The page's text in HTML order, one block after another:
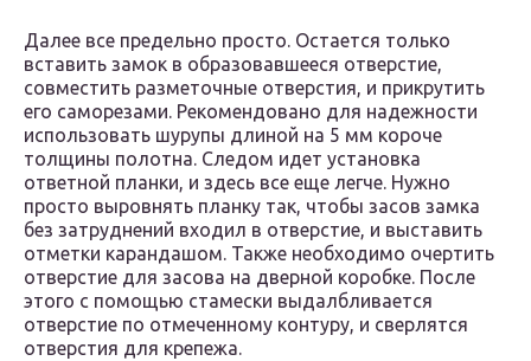
Далее все предельно просто. Остается только
вставить замок в образовавшееся отверстие,
совместить разметочные отверстия, и прикрутить
его саморезами. Рекомендовано для надежности
использовать шурупы длиной на 5 мм короче
толщины полотна. Следом идет установка
ответной планки, и здесь все еще легче. Нужно
просто выровнять планку так, чтобы засов замка
без затруднений входил в отверстие, и выставить
отметки карандашом. Также необходимо очертить
отверстие для засова на дверной коробке. После
этого с помощью стамески выдалбливается
отверстие по отмеченному контуру, и сверлятся
отверстия для крепежа.